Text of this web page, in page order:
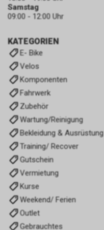
KATEGORIEN
E- Bike
Velos
Komponenten
Fahrwerk
Zubehör
Wartung/Reinigung
Bekleidung & Ausrüstung
Training/ Recover
Gutschein
Vermietung
Kurse
Weekend/ Ferien
Outlet
Gebrauchtes
Samstag
09:00 - 12:00 Uhr